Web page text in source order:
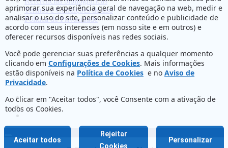
Termos e Condições de uso
Política de Privacidade
aprimorar sua experiência geral de navegação na web, medir e
analisar o uso do site, personalizar conteúdo e publicidade de
acordo com seus interesses (em nosso site e em outros) e
oferecer recursos disponíveis nas redes sociais.
Você pode gerenciar suas preferências a qualquer momento
clicando em Configurações de Cookies. Mais informações
estão disponíveis na Política de Cookies e no Aviso de
Privacidade.
Ao clicar em "Aceitar todos", você Consente com a ativação de
todos os Cookies.
Aceitar todos
Rejeitar
Cookies
Personalizar